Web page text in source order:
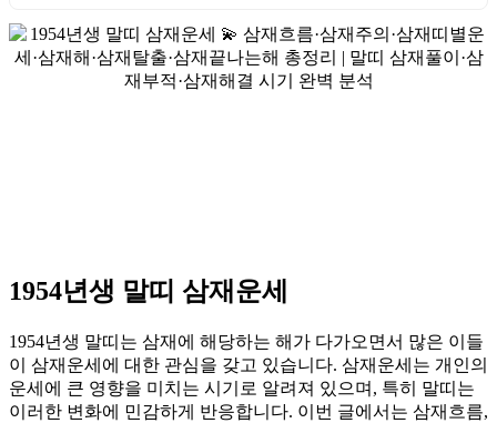
1954년생 말띠 삼재운세
1954년생 말띠는 삼재에 해당하는 해가 다가오면서 많은 이들
이 삼재운세에 대한 관심을 갖고 있습니다. 삼재운세는 개인의
운세에 큰 영향을 미치는 시기로 알려져 있으며, 특히 말띠는
이러한 변화에 민감하게 반응합니다. 이번 글에서는 삼재흐름,